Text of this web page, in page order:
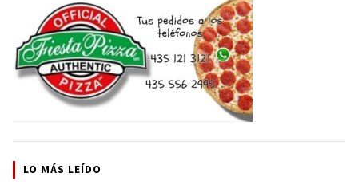
LO MÁS LEÍDO